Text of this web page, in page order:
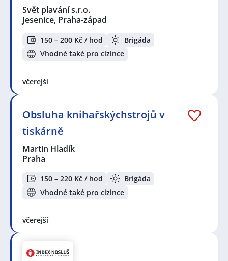
Svět plavání s.r.o.
Jesenice, Praha-západ
150 – 200 Kč / hod
Brigáda
Vhodné také pro cizince
včerejší
Obsluha knihařskýchstrojů v
tiskárně
Martin Hladík
Praha
150 – 220 Kč / hod
Brigáda
Vhodné také pro cizince
včerejší